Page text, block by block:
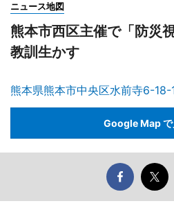
ニュース地図
熊本市西区主催で「防災
教訓生かす
熊本県熊本市中央区水前寺6-18-
Google Map で